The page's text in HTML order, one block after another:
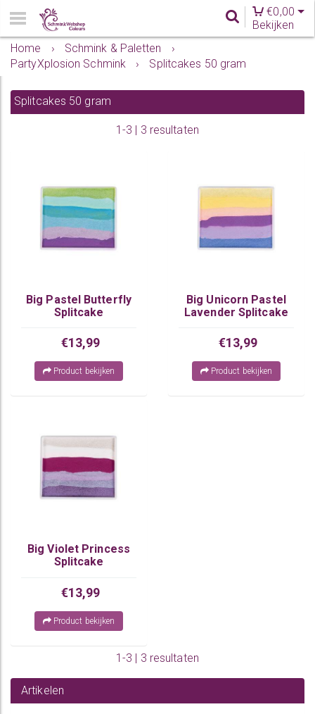
€0,00
Bekijken
Home
› Schmink & Paletten
›
PartyXplosion Schmink
› Splitcakes 50 gram
Splitcakes 50 gram
1-3 | 3 resultaten
Big Pastel Butterfly
Splitcake
€13,99
Product bekijken
Big Unicorn Pastel
Lavender Splitcake
€13,99
Product bekijken
Big Violet Princess
Splitcake
€13,99
Product bekijken
1-3 | 3 resultaten
Artikelen